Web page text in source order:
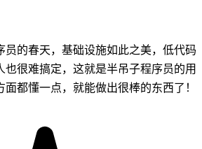
员的春天，基础设施如此之美，低代码
也很难搞定，这就是半吊子程序员的用
都懂一点，就能做出很棒的东西了！